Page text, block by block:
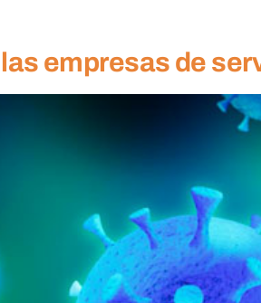
empresas de